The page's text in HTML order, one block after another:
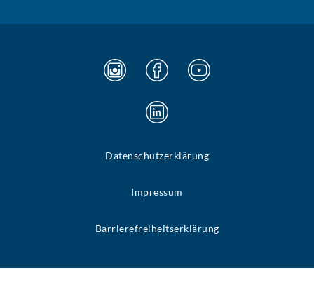
Datenschutzerklärung
Impressum
Barrierefreiheitserklärung